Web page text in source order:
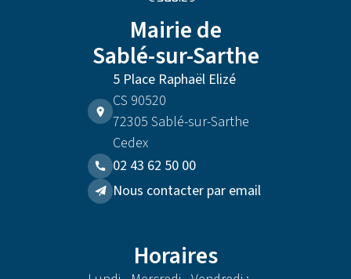
Mairie de
Sablé-sur-Sarthe
5 Place Raphaël Elizé
CS 90520
72305 Sablé-sur-Sarthe
Cedex
02 43 62 50 00
Nous contacter par email
Horaires